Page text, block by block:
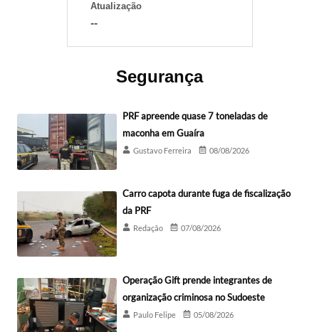
Atualização
--
Segurança
PRF apreende quase 7 toneladas de
maconha em Guaíra
Gustavo Ferreira 08/08/2026
Carro capota durante fuga de fiscalização
da PRF
Redação 07/08/2026
Operação Gift prende integrantes de
organização criminosa no Sudoeste
Paulo Felipe 05/08/2026